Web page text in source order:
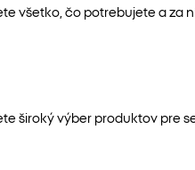
všetko, čo potrebujete a za
široký výber produktov pre